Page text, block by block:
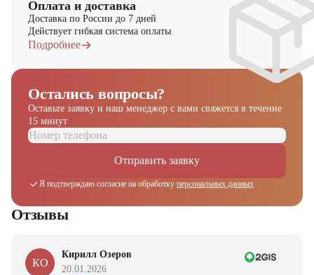
Оплата и доставка
Доставка по России до 7 дней
Действует гибкая система оплаты
Подробнее
Остались вопросы?
Оставьте заявку и наш менеджер с вами свяжется в течение
15 минут
Отправить заявку
Я подтверждаю согласие на обработку персональных данных
Отзывы
КО
Кирилл Озеров
20.01.2026
Получите выгодное
предложение на спецтехнику
Ответьте на несколько вопросов — мы предоставим
персональную подборку моделей и лучшие условия